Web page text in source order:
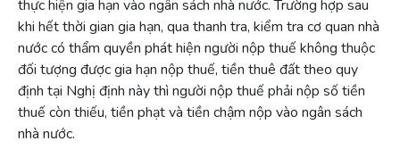
thực hiện gia hạn vào ngân sách nhà nước. Trường hợp sau
khi hết thời gian gia hạn, qua thanh tra, kiểm tra cơ quan nhà
nước có thẩm quyền phát hiện người nộp thuế không thuộc
đối tượng được gia hạn nộp thuế, tiền thuê đất theo quy
định tại Nghị định này thì người nộp thuế phải nộp số tiền
thuế còn thiếu, tiền phạt và tiền chậm nộp vào ngân sách
nhà nước.